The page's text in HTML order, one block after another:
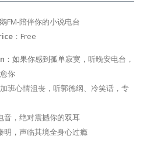
鹅FM-陪伴你的小说电台
：Free
：如果你感到孤单寂寞，听晚安电台，
你
班心情沮丧，听郭德纲、冷笑话，专
音，绝对震撼你的双耳
明，声临其境全身心过瘾